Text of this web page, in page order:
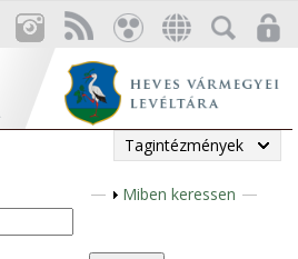
Tagintézmények
M
g
Miben keressen